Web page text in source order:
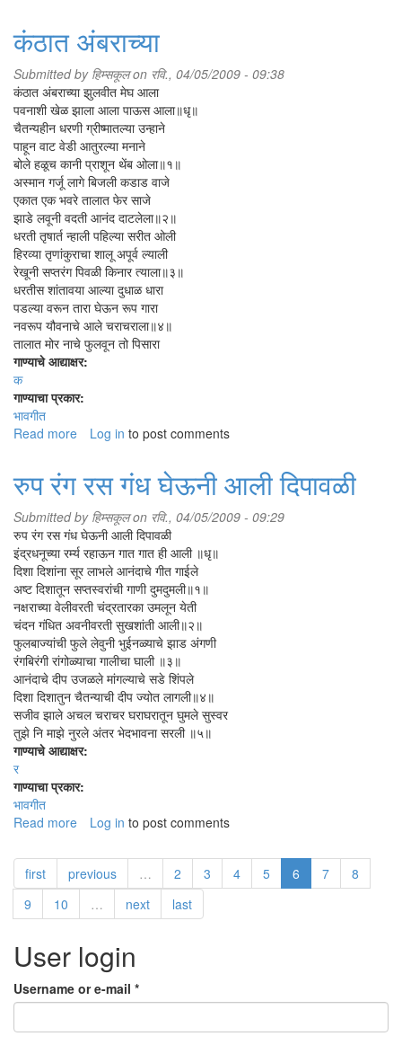
व्हावे
स्वप्न
कंठात अंबराच्या
Submitted by हिम्सकूलon रवि., 04/05/2009 - 09:38
कंठात अंबराच्या झुलवीत मेघ आला
पवनाशी खेळ झाला आला पाऊस आला॥धृ॥
चैतन्यहीन धरणी ग्रीष्मातल्या उन्हाने
पाहून वाट वेडी आतुरल्या मनाने
बोले हळूच कानी प्राशून थेंब ओला॥१॥
अस्मान गर्जू लागे बिजली कडाड वाजे
एकात एक भवरे तालात फेर साजे
झाडे लवूनी वदती आनंद दाटलेला॥२॥
धरती तृषार्त न्हाली पहिल्या सरीत ओली
हिरव्या तृणांकुराचा शालू अपूर्व ल्याली
रेखूनी सप्तरंग पिवळी किनार त्याला॥३॥
धरतीस शांतावया आल्या दुधाळ धारा
पडल्या वरून तारा घेऊन रूप गारा
नवरूप यौवनाचे आले चराचराला॥४॥
तालात मोर नाचे फुलवून तो पिसारा
गाण्याचे आद्याक्षर:
क
गाण्याचा प्रकार:
भावगीत
Read more about
Log in to post comments
रुप रंग रस गंध घेऊनी आली दिपावळी
Submitted by हिम्सकूलon रवि., 04/05/2009 - 09:29
रुप रंग रस गंध घेऊनी आली दिपावळी
इंद्रधनूच्या रर्म्य रहाऊन गात गात ही आली ॥धृ॥
दिशा दिशांना सूर लाभले आनंदाचे गीत गाईले
अष्ट दिशातून सप्तस्वरांची गाणी दुमदुमली॥१॥
नक्षराच्या वेलीवरती चंद्रतारका उमलून येती
चंदन गंधित अवनीवरती सुखशांती आली॥२॥
फुलबाज्यांची फुले लेवुनी भुईनळ्याचे झाड अंगणी
रंगबिरंगी रांगोळ्याचा गालीचा घाली ॥३॥
आनंदाचे दीप उजळले मांगल्याचे सडे शिंपले
दिशा दिशातुन चैतन्याची दीप ज्योत लागली॥४॥
सजीव झाले अचल चराचर घराघरातून घुमले सुस्वर
तुझे नि माझे नुरले अंतर भेदभावना सरली ॥५॥
गाण्याचे आद्याक्षर:
र
गाण्याचा प्रकार:
भावगीत
Read more about
रंग
रस
गंध
घेऊनी
दिपावळी
Log in to post comments
first previous … 2 3 4 5 6 7
8
9
10 … next last
User login
Username or e-mail *